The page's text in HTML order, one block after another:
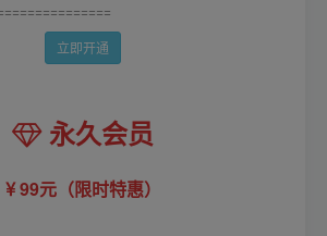
立即开通
永久会员
99元（限时特惠）